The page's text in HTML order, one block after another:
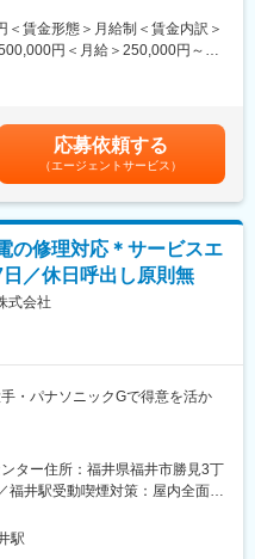
を重んじており、チームキャン
ティング等も開催しておりま
発です。
ら、データに基づく改善活動を
シティ）の把握と計画
準データ管理（SAP等）
（設備・スペース・人員）の計
業手順やマニュアル作業の改善
善活動の推進
との調整・整合
）
用・廃却対応
＜賃金形態＞月給制＜賃金内訳＞
円＜月給＞250,000円～
応募依頼する
（エージェントサービス）
の修理対応＊サービスエ
／休日呼出し原則無
式会社
・パナソニックGで得意を活か
のため、休日の呼出し原則無で
キャリアパスが充実！
自身で選択が可能◎
ター住所：福井県福井市勝見3丁
井駅受動喫煙対策：屋内全面禁
所
駅